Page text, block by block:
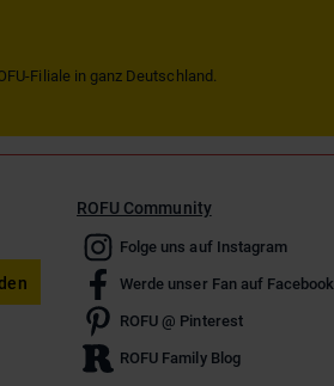
Filiale in ganz Deutschland.
ROFU Community
Folge uns auf Instagram
Werde unser Fan auf Facebook
ROFU @ Pinterest
ROFU Family Blog